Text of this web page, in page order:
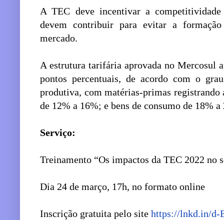
A TEC deve incentivar a
devem contribuir para evitar a
mercado.
A estrutura tarifária aprovada no Mercosul
pontos percentuais, de acordo com o
produtiva, com matérias-primas
de 12% a 16%; e bens de consumo de 18% a
Serviço:
Treinamento “Os impactos da TEC 2022 no
Dia 24 de março, 17h, no formato online
Inscrição gratuita pelo site https://lnkd.in/d-